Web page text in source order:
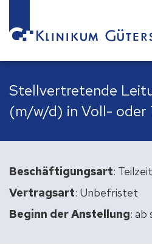
Stellvertretende
(m/w/d) in Voll- oder
Beschäftigungsart:
Vertragsart: Unbefristet
Beginn der Anstellung: ab